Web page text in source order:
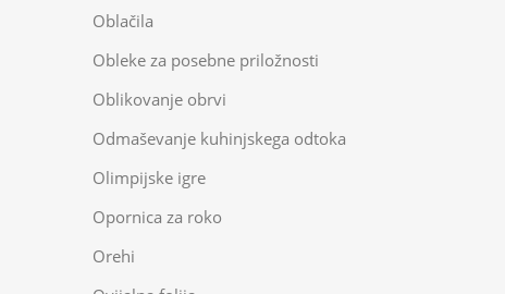
Oblačila
Obleke za posebne priložnosti
Oblikovanje obrvi
Odmaševanje kuhinjskega odtoka
Olimpijske igre
Opornica za roko
Orehi